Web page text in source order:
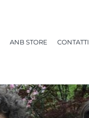
ANB STORE CONTATTI